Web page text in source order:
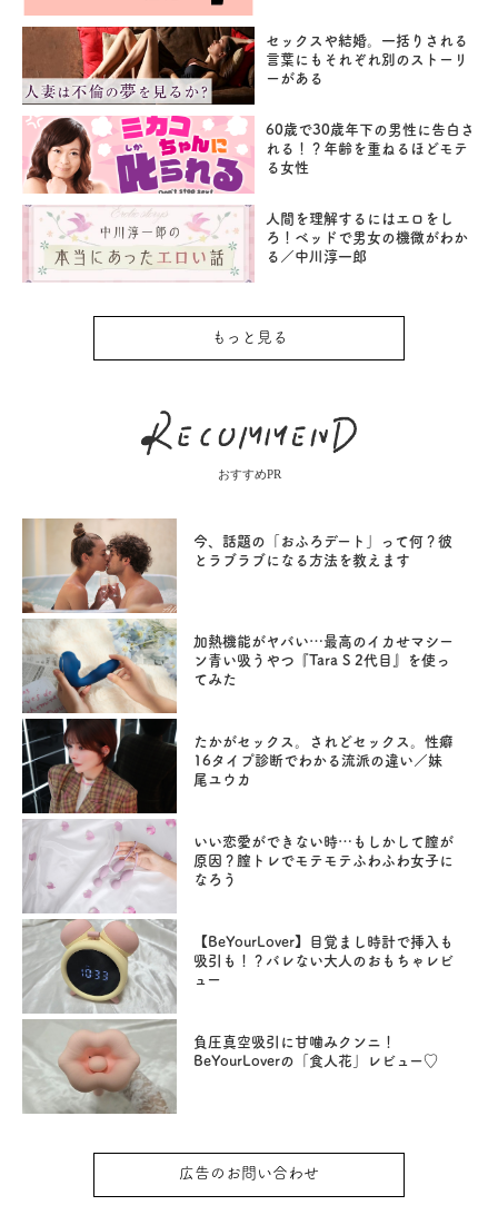
セックスや結婚。一括りされる
言葉にもそれぞれ別のストーリ
ーがある
60歳で30歳年下の男性に告白さ
れる！？年齢を重ねるほどモテ
る女性
人間を理解するにはエロをし
ろ！ベッドで男女の機微がわか
る／中川淳一郎
もっと見る
おすすめPR
今、話題の「おふろデート」って何？彼
とラブラブになる方法を教えます
加熱機能がヤバい…最高のイカせマシー
ン青い吸うやつ『Tara S 2代目』を使っ
てみた
たかがセックス。されどセックス。性癖
16タイプ診断でわかる流派の違い／妹
尾ユウカ
いい恋愛ができない時…もしかして膣が
原因？膣トレでモテモテふわふわ女子に
なろう
【BeYourLover】目覚まし時計で挿入も
吸引も！？バレない大人のおもちゃレビ
ュー
負圧真空吸引に甘噛みクンニ！
BeYourLoverの「食人花」レビュー♡
広告のお問い合わせ